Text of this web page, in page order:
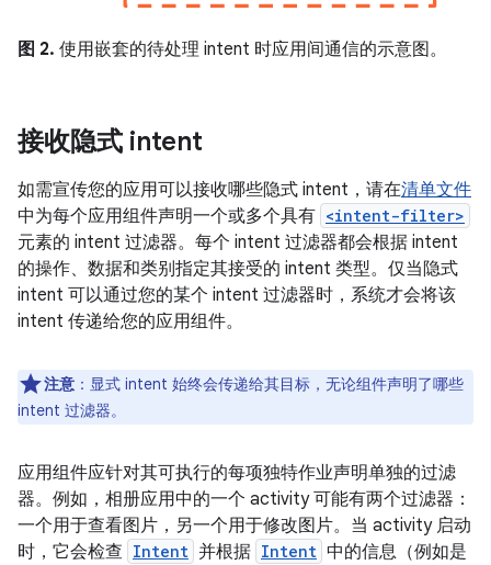
图 2. 使用嵌套的待处理 intent 时应用间通信的示意图。
接收隐式 intent
如需宣传您的应用可以接收哪些隐式 intent，请在清单文件
中为每个应用组件声明一个或多个具有 <intent-filter>
元素的 intent 过滤器。每个 intent 过滤器都会根据 intent
的操作、数据和类别指定其接受的 intent 类型。仅当隐式
intent 可以通过您的某个 intent 过滤器时，系统才会将该
intent 传递给您的应用组件。
注意 ：显式 intent 始终会传递给其目标，无论组件声明了哪些
intent 过滤器。
应用组件应针对其可执行的每项独特作业声明单独的过滤
器。例如，相册应用中的一个 activity 可能有两个过滤器：
一个用于查看图片，另一个用于修改图片。当 activity 启动
时，它会检查 Intent 并根据 Intent 中的信息（例如是